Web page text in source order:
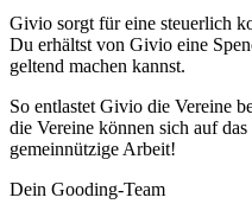
Givio sorgt für eine steuerlich
Du erhältst von Givio eine
geltend machen kannst.
So entlastet Givio die Vereine
die Vereine können sich auf
gemeinnützige Arbeit!
Dein Gooding-Team